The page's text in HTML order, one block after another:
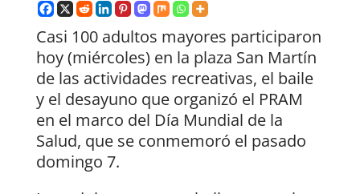
Casi 100 adultos mayores participaron
hoy (miércoles) en la plaza San Martín
de las actividades recreativas, el baile
y el desayuno que organizó el PRAM
en el marco del Día Mundial de la
Salud, que se conmemoró el pasado
domingo 7.